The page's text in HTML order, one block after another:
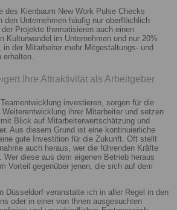
des Kienbaum New Work Pulse Checks
den Unternehmen häufig nur oberflächlich
Projekte thematisieren auch einen
Kulturwandel im Unternehmen und nur 20%
in der Mitarbeiter mehr Mitgestaltungs- und
erhalten.
Ihre Attraktivität als Arbeitgeber
investieren, sorgen für die
ihrer Mitarbeiter und setzen
Blick auf Mitarbeiterwertschätzung und
Aus diesem Grund ist eine kontinuierliche
gute Investition für die Zukunft. Oft stellt
auch heraus, wer die führenden Kräfte
diese aus dem eigenen Betrieb heraus
Vorteil gegenüber jenen, die sich auf dem
Düsseldorf veranstalte ich in aller Regel in den
oder in einer von Ihnen ausgesuchten